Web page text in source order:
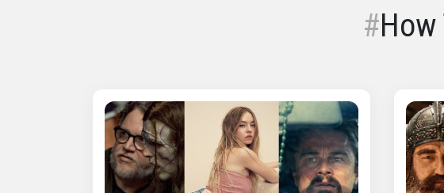
How